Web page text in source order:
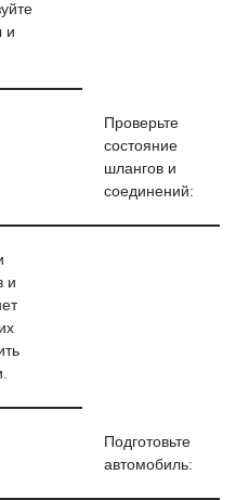
и
Проверьте
состояние
шлангов и
соединений:
и
Подготовьте
автомобиль: